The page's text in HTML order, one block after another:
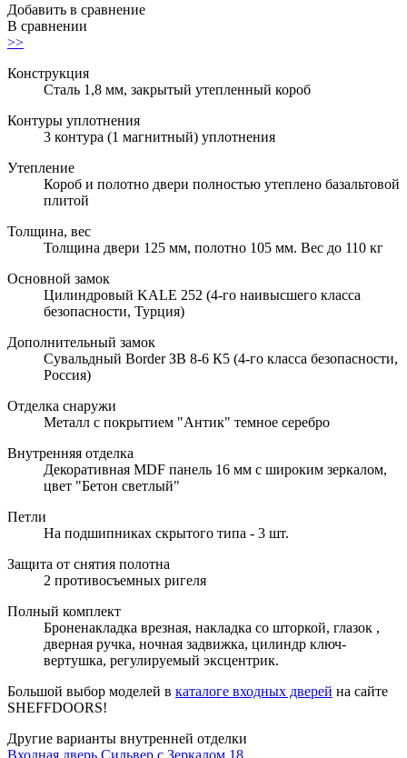
Добавить в сравнение
В сравнении
>>
Конструкция
Сталь 1,8 мм, закрытый утепленный короб
Контуры уплотнения
3 контура (1 магнитный) уплотнения
Утепление
Короб и полотно двери полностью утеплено базальтовой
плитой
Толщина, вес
Толщина двери 125 мм, полотно 105 мм. Вес до 110 кг
Основной замок
Цилиндровый KALE 252 (4-го наивысшего класса
безопасности, Турция)
Дополнительный замок
Сувальдный Border ЗВ 8-6 К5 (4-го класса безопасности,
Россия)
Отделка снаружи
Металл с покрытием "Антик" темное серебро
Внутренняя отделка
Декоративная MDF панель 16 мм с широким зеркалом,
цвет "Бетон светлый"
Петли
На подшипниках скрытого типа - 3 шт.
Защита от снятия полотна
2 противосъемных ригеля
Полный комплект
Броненакладка врезная, накладка со шторкой, глазок ,
дверная ручка, ночная задвижка, цилиндр ключ-
вертушка, регулируемый эксцентрик.
Большой выбор моделей в каталоге входных дверей на сайте
SHEFFDOORS!
Другие варианты внутренней отделки
Входная дверь Сильвер с Зеркалом 18